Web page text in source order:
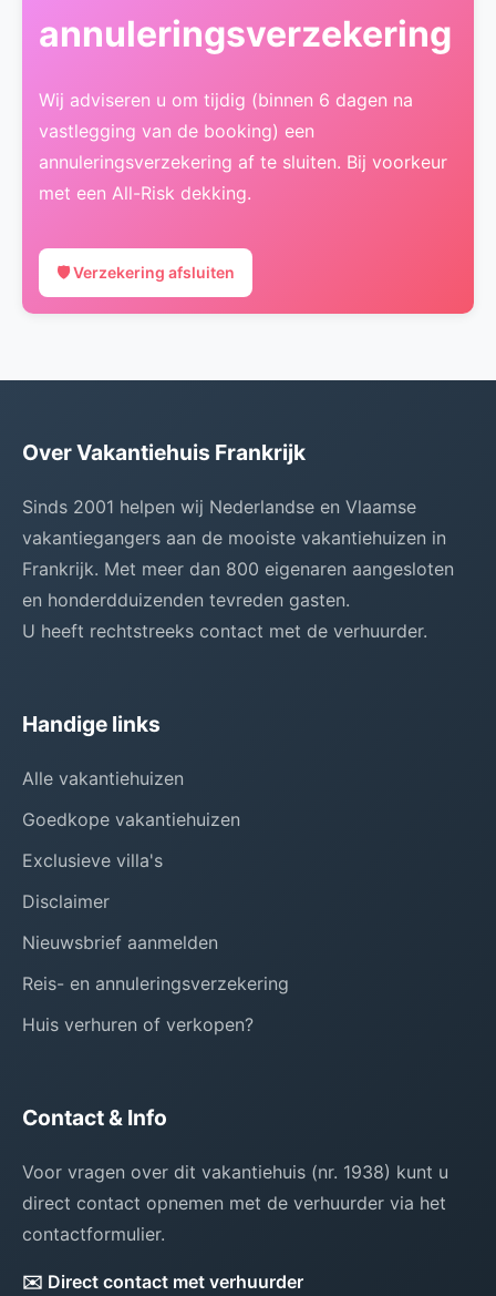
annuleringsverzekering
Wij adviseren u om tijdig (binnen 6 dagen na
vastlegging van de booking) een
annuleringsverzekering af te sluiten. Bij voorkeur
met een All-Risk dekking.
🛡️ Verzekering afsluiten
Over Vakantiehuis Frankrijk
Sinds 2001 helpen wij Nederlandse en Vlaamse
vakantiegangers aan de mooiste vakantiehuizen in
Frankrijk. Met meer dan 800 eigenaren aangesloten
en honderdduizenden tevreden gasten.
U heeft rechtstreeks contact met de verhuurder.
Handige links
Alle vakantiehuizen
Goedkope vakantiehuizen
Exclusieve villa's
Disclaimer
Nieuwsbrief aanmelden
Reis- en annuleringsverzekering
Huis verhuren of verkopen?
Contact & Info
Voor vragen over dit vakantiehuis (nr. 1938) kunt u
direct contact opnemen met de verhuurder via het
contactformulier.
✉️ Direct contact met verhuurder